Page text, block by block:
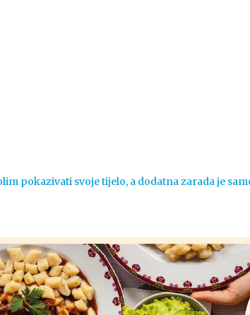
pokazivati svoje tijelo, a dodatna zarada je